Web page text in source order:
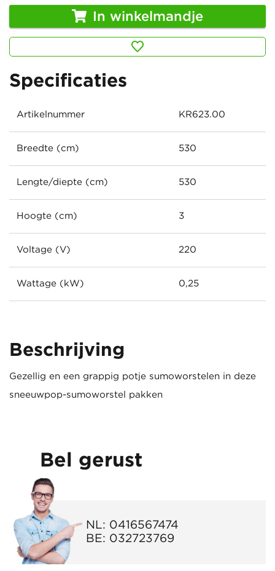
In winkelmandje
Specificaties
Artikelnummer KR623.00
Breedte (cm) 530
Lengte/diepte (cm) 530
Hoogte (cm) 3
Voltage (V) 220
Wattage (kW) 0,25
Beschrijving
Gezellig en een grappig potje sumoworstelen in deze
sneeuwpop-sumoworstel pakken
Bel gerust
NL: 0416567474
BE: 032723769